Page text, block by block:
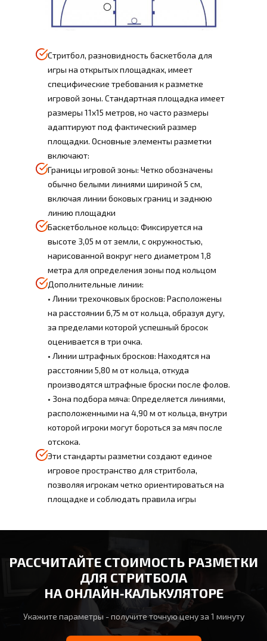
Стритбол, разновидность баскетбола для
игры на открытых площадках, имеет
специфические требования к разметке
игровой зоны. Стандартная площадка имеет
размеры 11x15 метров, но часто размеры
адаптируют под фактический размер
площадки. Основные элементы разметки
включают:
Границы игровой зоны: Четко обозначены
обычно белыми линиями шириной 5 см,
включая линии боковых границ и заднюю
линию площадки
Баскетбольное кольцо: Фиксируется на
высоте 3,05 м от земли, с окружностью,
нарисованной вокруг него диаметром 1,8
метра для определения зоны под кольцом
Дополнительные линии:
• Линии трехочковых бросков: Расположены
на расстоянии 6,75 м от кольца, образуя дугу,
за пределами которой успешный бросок
оценивается в три очка.
• Линии штрафных бросков: Находятся на
расстоянии 5,80 м от кольца, откуда
производятся штрафные броски после фолов.
• Зона подбора мяча: Определяется линиями,
расположенными на 4,90 м от кольца, внутри
которой игроки могут бороться за мяч после
отскока.
Эти стандарты разметки создают единое
игровое пространство для стритбола,
позволяя игрокам четко ориентироваться на
площадке и соблюдать правила игры
РАССЧИТАЙТЕ СТОИМОСТЬ РАЗМЕТКИ
ДЛЯ СТРИТБОЛА
НА ОНЛАЙН‑КАЛЬКУЛЯТОРЕ
Укажите параметры - получите точную цену за 1 минуту